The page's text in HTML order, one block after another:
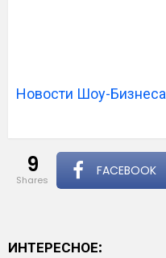
Новости Шоу-Бизнеса
9
shares
FACEBOOK
ИНТЕРЕСНОЕ: